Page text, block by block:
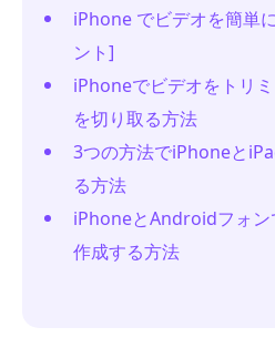
iPhone でビデオを簡単
ント]
iPhoneでビデオをトリ
を切り取る方法
3つの方法でiPhoneと
る方法
iPhoneとAndroidフォン
作成する方法